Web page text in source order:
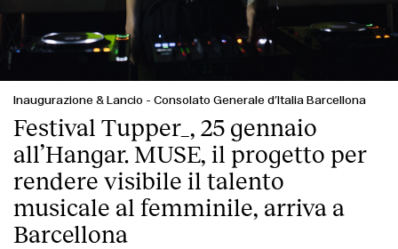
Inaugurazione & Lancio - Consolato Generale d’Italia Barcellona
Festival Tupper_, 25 gennaio
all’Hangar. MUSE, il progetto per
rendere visibile il talento
musicale al femminile, arriva a
Barcellona